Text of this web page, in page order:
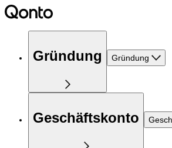
Gründung Gründung
Geschäftskonto